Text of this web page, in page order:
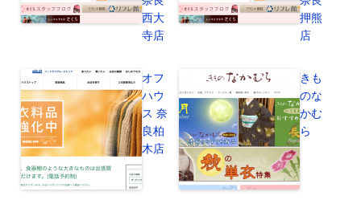
西大
寺店
押熊
店
オフ
ハウ
ス 奈
良柏
木店
きも
のな
かむ
ら